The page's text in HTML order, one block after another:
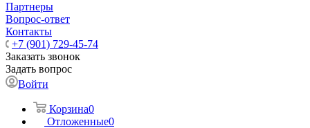
Партнеры
Вопрос-ответ
Контакты
+7 (901) 729-45-74
Заказать звонок
Задать вопрос
Войти
Корзина0
Отложенные0